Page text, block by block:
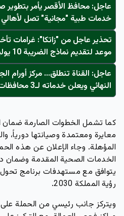
عاجل: محافظ الأقصر يأمر
خدمات طبية "مجانية" تصل
تحذير عاجل من "زاتكا": غرامات
موعد لتقديم نماذج الضريبة 10 يوليو!
عاجل: القناة تنطلق... مركز أورام
النهائي ويعلن خدماته لـ3 محافظات - التفاصيل الكاملة
كما تشمل الخطوات الصارمة ضمان
معايرة ومعتمدة وصيانتها دورياً،
المؤهلة. وجاء الإعلان عن هذه
الخدمات الصحية المقدمة وضمان
يتوافق مع مستهدفات برنامج
رؤية المملكة 2030.
ويتركز جانب رئيسي من الحملة على